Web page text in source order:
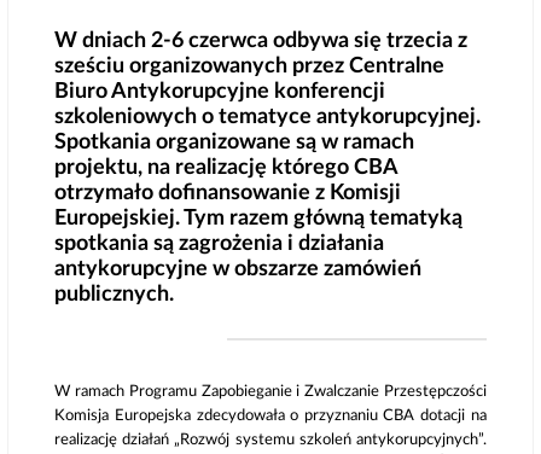
W dniach 2-6 czerwca odbywa się trzecia z
sześciu organizowanych przez Centralne
Biuro Antykorupcyjne konferencji
szkoleniowych o tematyce antykorupcyjnej.
Spotkania organizowane są w ramach
projektu, na realizację którego CBA
otrzymało dofinansowanie z Komisji
Europejskiej. Tym razem główną tematyką
spotkania są zagrożenia i działania
antykorupcyjne w obszarze zamówień
publicznych.
W ramach Programu Zapobieganie i Zwalczanie Przestępczości
Komisja Europejska zdecydowała o przyznaniu CBA dotacji na
realizację działań „Rozwój systemu szkoleń antykorupcyjnych”.